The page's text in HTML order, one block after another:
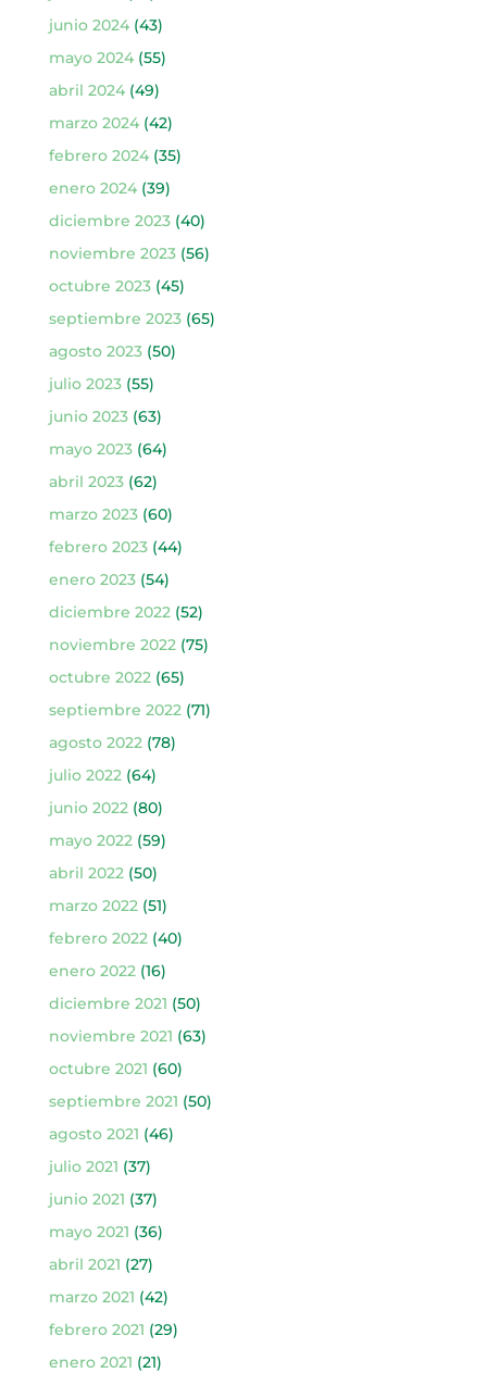
junio 2024(43)
mayo 2024(55)
abril 2024(49)
marzo 2024(42)
febrero 2024(35)
enero 2024(39)
diciembre 2023(40)
noviembre 2023(56)
octubre 2023(45)
septiembre 2023(65)
agosto 2023(50)
julio 2023(55)
junio 2023(63)
mayo 2023(64)
abril 2023(62)
marzo 2023(60)
febrero 2023(44)
enero 2023(54)
diciembre 2022(52)
noviembre 2022(75)
octubre 2022(65)
septiembre 2022(71)
agosto 2022(78)
julio 2022(64)
junio 2022(80)
mayo 2022(59)
abril 2022(50)
marzo 2022(51)
febrero 2022(40)
enero 2022(16)
diciembre 2021 (50)
noviembre 2021 (63)
octubre 2021 (60)
septiembre 2021 (50)
agosto 2021 (46)
julio 2021 (37)
junio 2021 (37)
mayo 2021 (36)
abril 2021 (27)
marzo 2021 (42)
febrero 2021 (29)
enero 2021 (21)